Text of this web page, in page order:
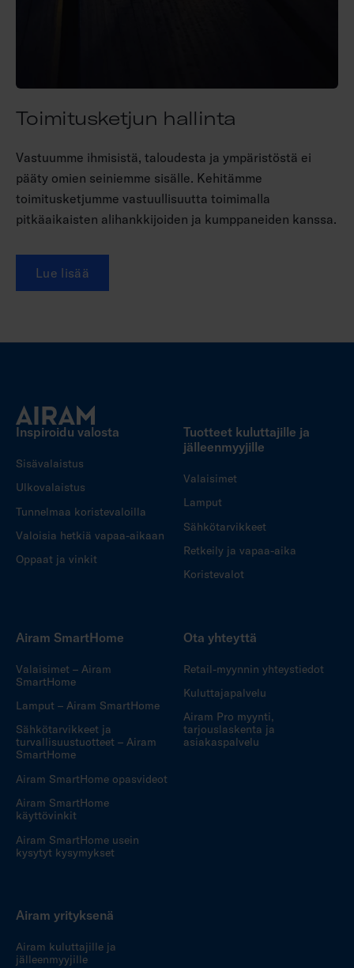
Toimitusketjun hallinta
Vastuumme ihmisistä, taloudesta ja ympäristöstä ei
pääty omien seiniemme sisälle. Kehitämme
toimitusketjumme vastuullisuutta toimimalla
pitkäaikaisten alihankkijoiden ja kumppaneiden kanssa.
Lue lisää
Inspiroidu valosta
Sisävalaistus
Ulkovalaistus
Tunnelmaa koristevaloilla
Valoisia hetkiä vapaa-aikaan
Oppaat ja vinkit
Tuotteet kuluttajille ja
jälleenmyyjille
Valaisimet
Lamput
Sähkötarvikkeet
Retkeily ja vapaa-aika
Koristevalot
Airam SmartHome
Valaisimet – Airam
SmartHome
Lamput – Airam SmartHome
Sähkötarvikkeet ja
turvallisuustuotteet – Airam
SmartHome
Airam SmartHome opasvideot
Airam SmartHome
käyttövinkit
Airam SmartHome usein
kysytyt kysymykset
Ota yhteyttä
Retail-myynnin yhteystiedot
Kuluttajapalvelu
Airam Pro myynti,
tarjouslaskenta ja
asiakaspalvelu
Airam yrityksenä
Airam kuluttajille ja
jälleenmyyjille